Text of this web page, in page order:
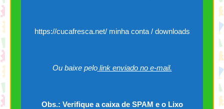
https://cucafresca.net/ minha conta / downloads
Ou baixe pelolink enviado no e-mail.
Obs.: Verifique a caixa de SPAM e o Lixo